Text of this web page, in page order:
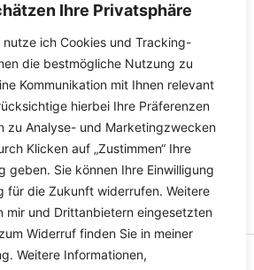
Ihre Privatsphäre
nutze ich Cookies und Tracking-
die bestmögliche Nutzung zu
Kommunikation mit Ihnen relevant
hierbei Ihre Präferenzen
zu Analyse- und Marketingzwecken
Klicken auf „Zustimmen“ Ihre
geben. Sie können Ihre Einwilligung
für die Zukunft widerrufen. Weitere
mir und Drittanbietern eingesetzten
Widerruf finden Sie in meiner
Weitere Informationen,
für Fahrzeugteile, Ersatzteile